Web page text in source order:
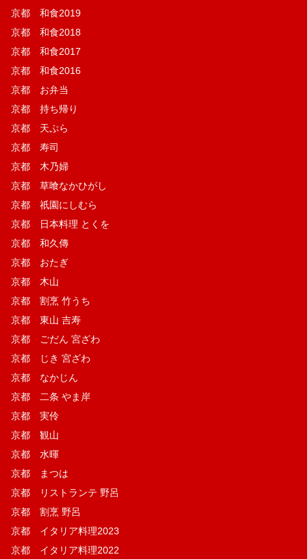
京都 和食2019
京都 和食2018
京都 和食2017
京都 和食2016
京都 お弁当
京都 持ち帰り
京都 天ぷら
京都 寿司
京都 木乃婦
京都 草喰なかひがし
京都 祇園にしむら
京都 日本料理 とくを
京都 和久傳
京都 おたぎ
京都 木山
京都 割烹 竹うち
京都 東山 吉寿
京都 ごだん 宮ざわ
京都 じき 宮ざわ
京都 なかじん
京都 二条 やま岸
京都 実伶
京都 観山
京都 水暉
京都 まつは
京都 リストランテ 野呂
京都 割烹 野呂
京都 イタリア料理2023
京都 イタリア料理2022